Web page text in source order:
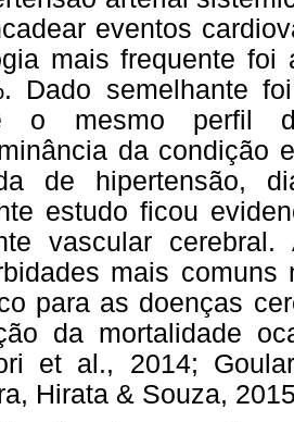
eventos
mais frequente foi
Dado semelhante
o mesmo perfil
da condição
de hipertensão,
estudo ficou
vascular
mais
para as doenças
da mortalidade
et al., 2014;
Hirata & Souza,